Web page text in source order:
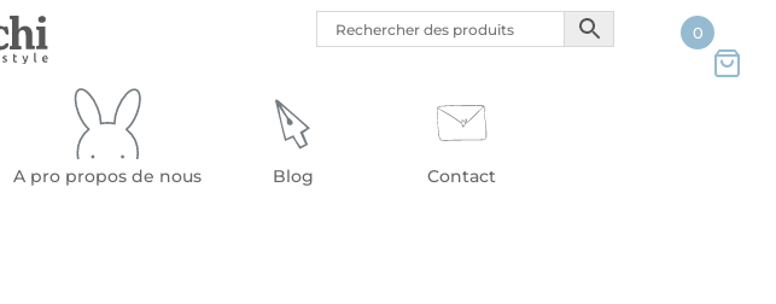
A pro propos de nous Blog Contact
0